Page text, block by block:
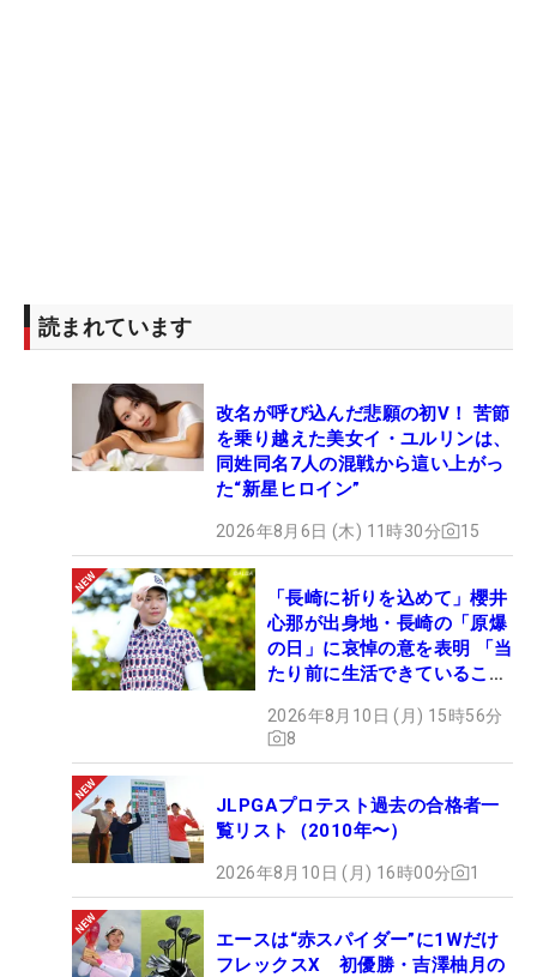
読まれています
改名が呼び込んだ悲願の初V！ 苦節
を乗り越えた美女イ・ユルリンは、
同姓同名7人の混戦から這い上がっ
た“新星ヒロイン”
2026年8月6日 (木) 11時30分 15
「長崎に祈りを込めて」櫻井
心那が出身地・長崎の「原爆
の日」に哀悼の意を表明 「当
たり前に生活できていること
2026年8月10日 (月) 15時56分
8
JLPGAプロテスト過去の合格者一
覧リスト（2010年〜）
2026年8月10日 (月) 16時00分 1
エースは“赤スパイダー”に1Wだけ
フレックスX 初優勝・吉澤柚月の